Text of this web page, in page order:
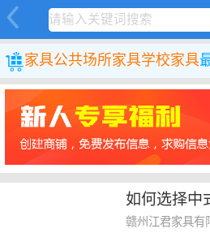
家具公共场所家具学校家具
如何选择中
厂家，这些
赣州江君家具有